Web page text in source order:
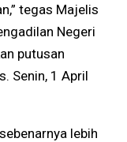
tegas Majelis
Negeri
putusan
Senin, 1 April
lebih